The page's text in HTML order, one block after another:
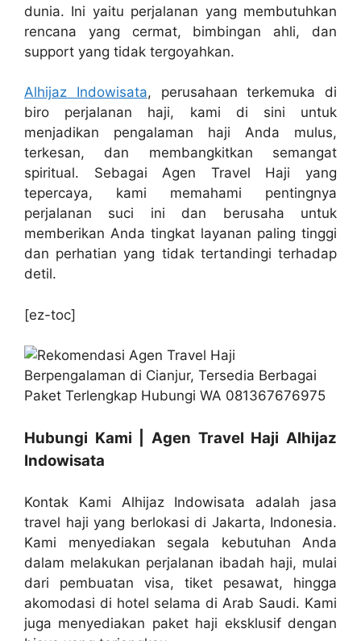
dunia. Ini yaitu perjalanan yang membutuhkan
rencana yang cermat, bimbingan ahli, dan
support yang tidak tergoyahkan.
Alhijaz Indowisata, perusahaan terkemuka di
biro perjalanan haji, kami di sini untuk
menjadikan pengalaman haji Anda mulus,
terkesan, dan membangkitkan semangat
spiritual. Sebagai Agen Travel Haji yang
tepercaya, kami memahami pentingnya
perjalanan suci ini dan berusaha untuk
memberikan Anda tingkat layanan paling tinggi
dan perhatian yang tidak tertandingi terhadap
detil.
[ez-toc]
Hubungi Kami | Agen Travel Haji Alhijaz
Indowisata
Kontak Kami Alhijaz Indowisata adalah jasa
travel haji yang berlokasi di Jakarta, Indonesia.
Kami menyediakan segala kebutuhan Anda
dalam melakukan perjalanan ibadah haji, mulai
dari pembuatan visa, tiket pesawat, hingga
akomodasi di hotel selama di Arab Saudi. Kami
juga menyediakan paket haji eksklusif dengan